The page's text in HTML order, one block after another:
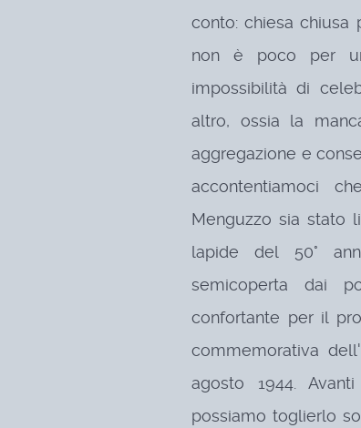
conto: chiesa chiusa
non è poco per
impossibilità di
altro, ossia la
aggregazione e
accontentiamoci
Menguzzo sia stato
lapide del 50°
semicoperta dai
confortante per il
commemorativa
agosto 1944.
possiamo toglierlo